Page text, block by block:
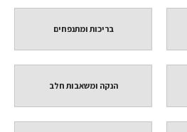
בריכות ומתנפחים
הנקה ומשאבות חלב